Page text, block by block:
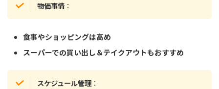
物価事情 ：
食事やショッピングは高め
スーパーでの買い出し＆テイクアウトもおすすめ
スケジュール管理 ：